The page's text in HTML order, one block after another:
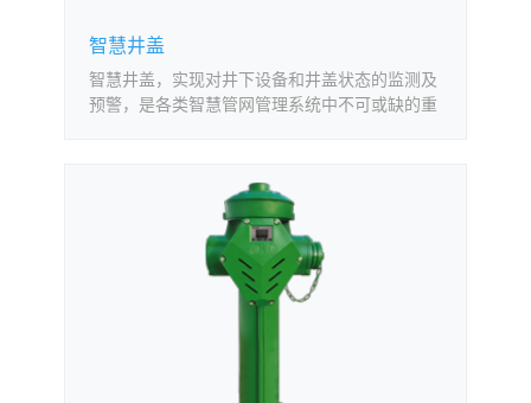
智慧井盖
智慧井盖，实现对井下设备和井盖状态的监测及
预警，是各类智慧管网管理系统中不可或缺的重
干路、住宅小区、人行道、非机动车道、停车场